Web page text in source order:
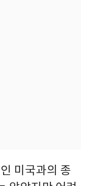
미국과의 종